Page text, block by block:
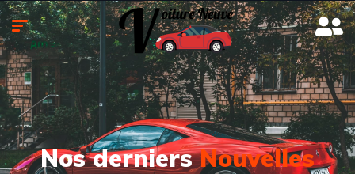
Nos derniersNouvelles